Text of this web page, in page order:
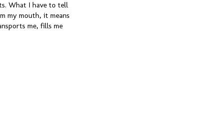
What I have to tell
my mouth, it means
me, fills me